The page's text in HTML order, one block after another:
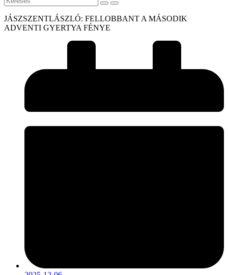
JÁSZSZENTLÁSZLÓ: FELLOBBANT A MÁSODIK
ADVENTI GYERTYA FÉNYE